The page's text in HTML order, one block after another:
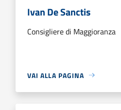
Ivan De Sanctis
Consigliere di Maggioranza
VAI ALLA PAGINA